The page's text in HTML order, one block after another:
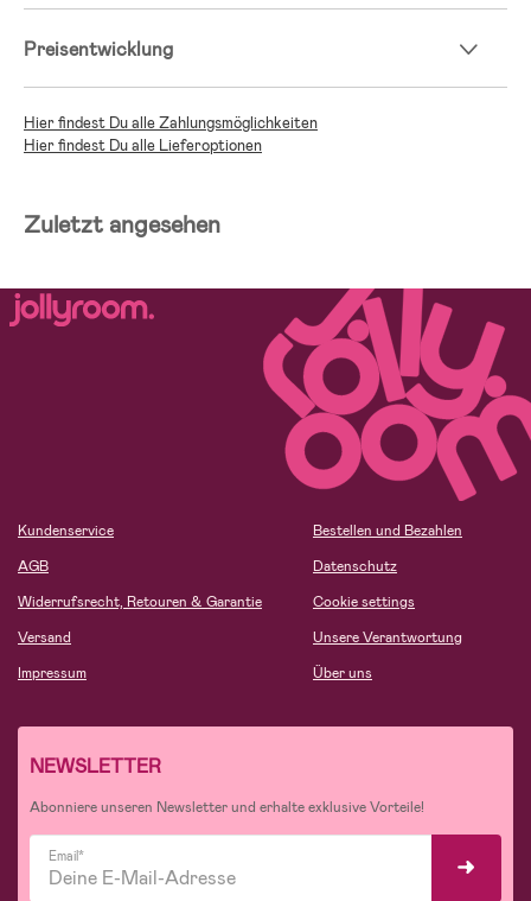
Preisentwicklung
Hier findest Du alle Zahlungsmöglichkeiten
Hier findest Du alle Lieferoptionen
Zuletzt angesehen
Kundenservice
AGB
Widerrufsrecht, Retouren & Garantie
Versand
Impressum
Bestellen und Bezahlen
Datenschutz
Cookie settings
Unsere Verantwortung
Über uns
NEWSLETTER
Abonniere unseren Newsletter und erhalte exklusive Vorteile!
Email*